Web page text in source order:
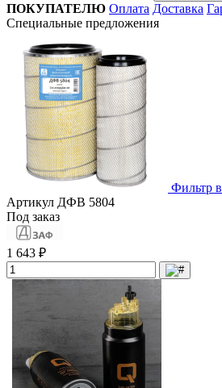
ПОКУПАТЕЛЮ Оплата Доставка
Специальные предложения
Фильтр
Артикул ДФВ 5804
Под заказ
1 643 ₽